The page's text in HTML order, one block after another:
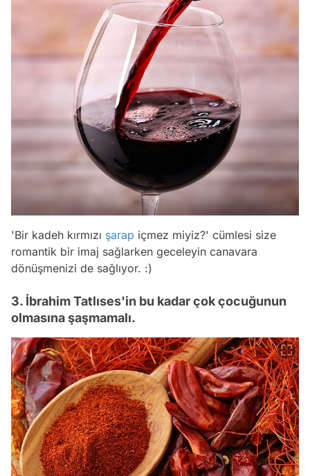
'Bir kadeh kırmızı şarap içmez miyiz?' cümlesi size
romantik bir imaj sağlarken geceleyin canavara
dönüşmenizi de sağlıyor. :)
3. İbrahim Tatlıses'in bu kadar çok çocuğunun
olmasına şaşmamalı.